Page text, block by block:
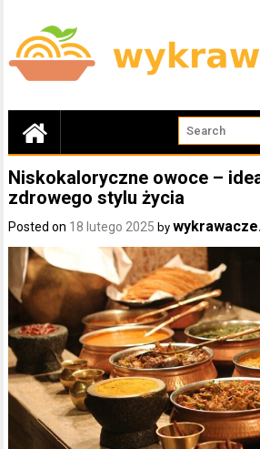
content
Niskokaloryczne owoce –
zdrowego stylu życia
Posted on 18 lutego 2025 by